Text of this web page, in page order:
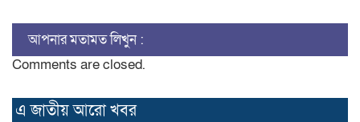
আপনার মতামত লিখুন :
Comments are closed.
এ জাতীয় আরো ‍খবর